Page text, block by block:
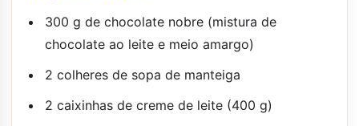
300 g de chocolate nobre (mistura de
chocolate ao leite e meio amargo)
2 colheres de sopa de manteiga
2 caixinhas de creme de leite (400 g)